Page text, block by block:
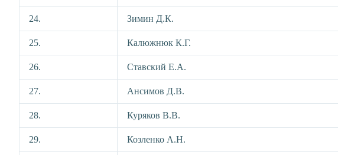
24. Зимин Д.К.
25. Калюжнюк К.Г.
26. Ставский Е.А.
27. Ансимов Д.В.
28. Куряков В.В.
29. Козленко А.Н.